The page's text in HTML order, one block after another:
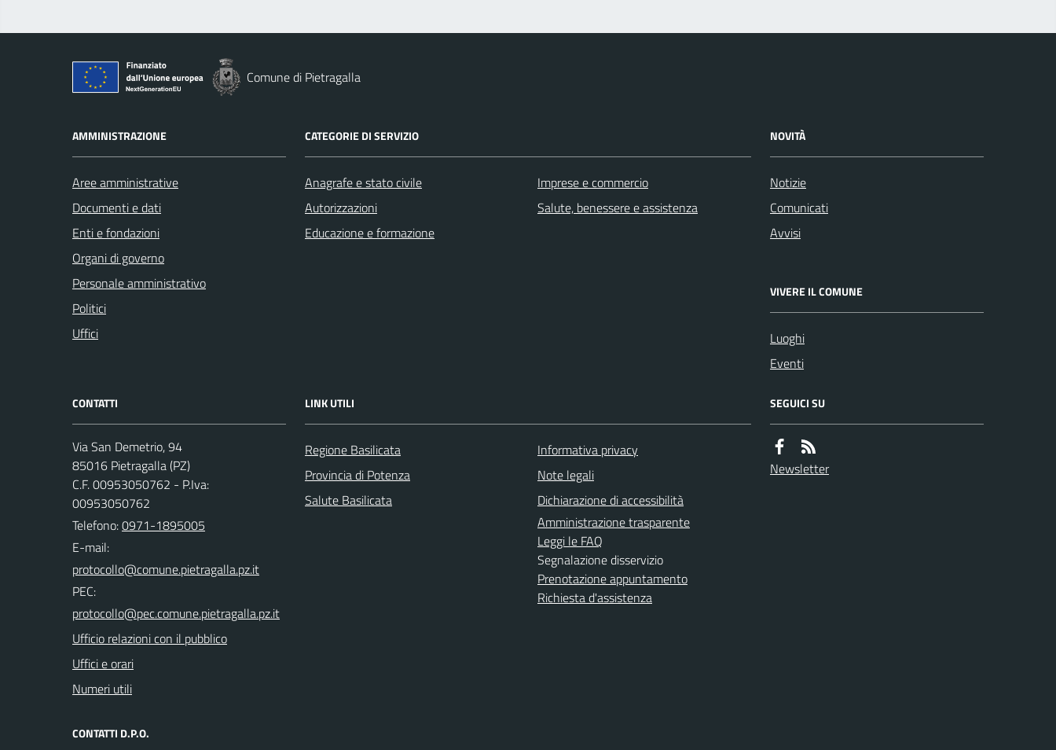
Comune di Pietragalla
AMMINISTRAZIONE
Aree amministrative
Documenti e dati
Enti e fondazioni
Organi di governo
Personale amministrativo
Politici
Uffici
CATEGORIE DI SERVIZIO
Anagrafe e stato civile
Autorizzazioni
Educazione e formazione
Imprese e commercio
Salute, benessere e assistenza
NOVITÀ
Notizie
Comunicati
Avvisi
VIVERE IL COMUNE
Luoghi
Eventi
CONTATTI
Via San Demetrio, 94
85016 Pietragalla (PZ)
C.F. 00953050762 - P.Iva:
00953050762
Telefono:0971-1895005
E-mail:
PEC:
Ufficio relazioni con il pubblico
Uffici e orari
Numeri utili
CONTATTI D.P.O.
LINK UTILI
Regione Basilicata
Provincia di Potenza
Salute Basilicata
Informativa privacy
Note legali
Dichiarazione di accessibilità
Amministrazione trasparente
Leggi le FAQ
Segnalazione disservizio
Prenotazione appuntamento
Richiesta d'assistenza
SEGUICI SU
Newsletter